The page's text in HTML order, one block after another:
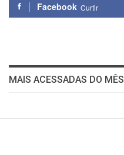
Facebook Curtir
MAIS ACESSADAS DO MÊS